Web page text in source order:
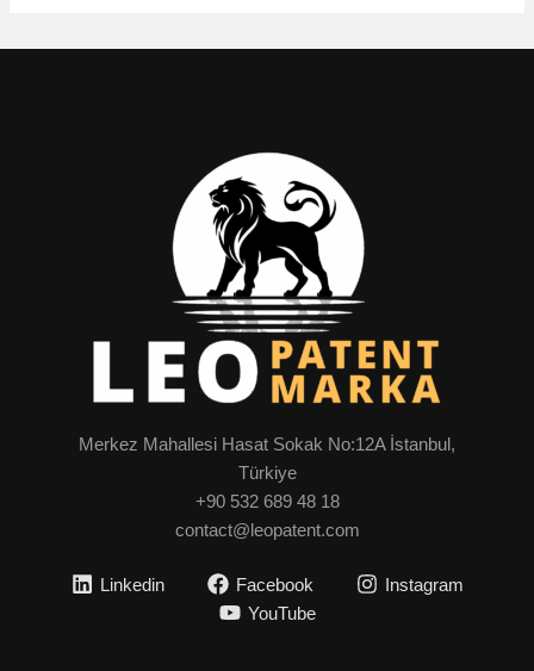
Merkez Mahallesi Hasat Sokak No:12A İstanbul,
Türkiye
+90 532 689 48 18
contact@leopatent.com
Linkedin Facebook
Instagram
YouTube